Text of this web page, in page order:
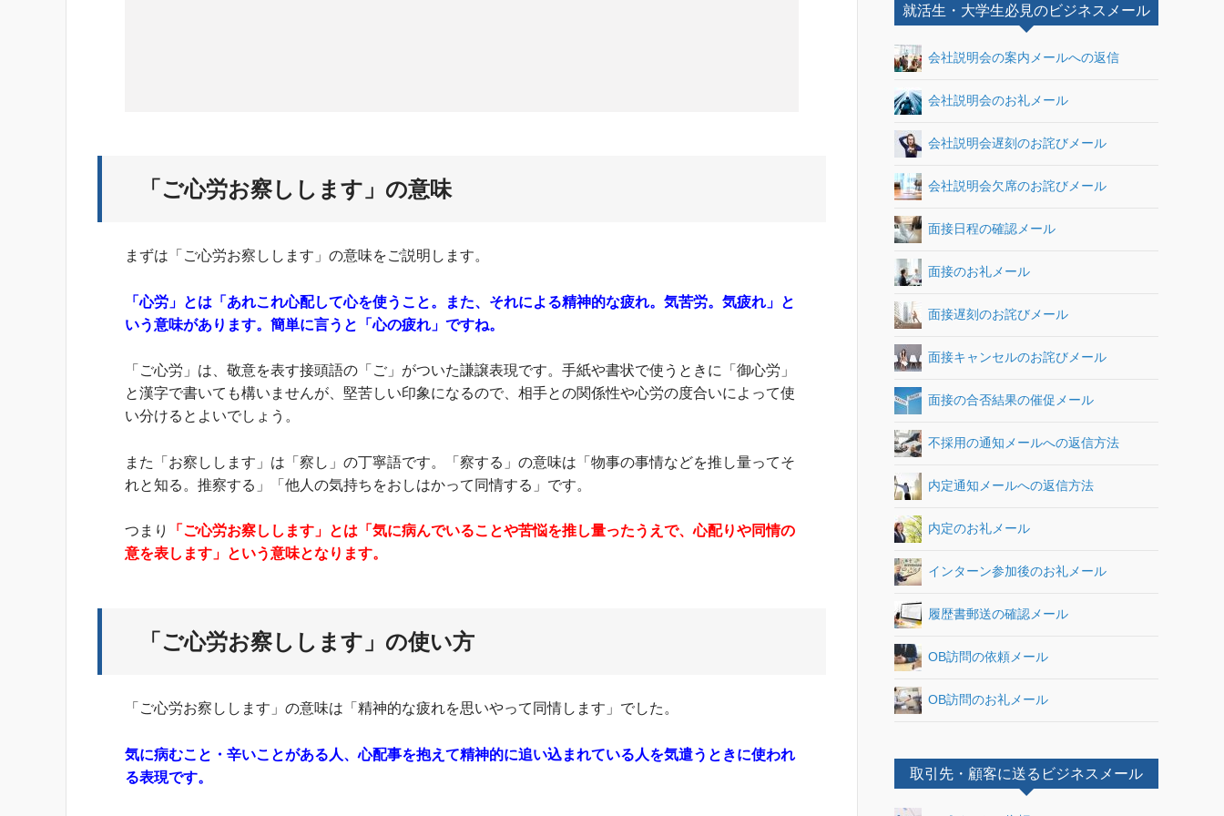
「ご心労お察しします」の意味
まずは「ご心労お察しします」の意味をご説明します。
「心労」とは「あれこれ心配して心を使うこと。また、それによる精神的な疲れ。気苦労。気疲れ」と
いう意味があります。簡単に言うと「心の疲れ」ですね。
「ご心労」は、敬意を表す接頭語の「ご」がついた謙譲表現です。手紙や書状で使うときに「御心労」
と漢字で書いても構いませんが、堅苦しい印象になるので、相手との関係性や心労の度合いによって使
い分けるとよいでしょう。
また「お察しします」は「察し」の丁寧語です。「察する」の意味は「物事の事情などを推し量ってそ
れと知る。推察する」「他人の気持ちをおしはかって同情する」です。
つまり
「ご心労お察しします」とは「気に病んでいることや苦悩を推し量ったうえで、心配りや同情の
意を表します」という意味となります。
「ご心労お察しします」の使い方
「ご心労お察しします」の意味は「精神的な疲れを思いやって同情します」でした。
気に病むこと・辛いことがある人、心配事を抱えて精神的に追い込まれている人を気遣うときに使われ
る表現です。
就活生・大学生必見のビジネスメール
会社説明会の案内メールへの返信
会社説明会のお礼メール
会社説明会遅刻のお詫びメール
会社説明会欠席のお詫びメール
面接日程の確認メール
面接のお礼メール
面接遅刻のお詫びメール
面接キャンセルのお詫びメール
面接の合否結果の催促メール
不採用の通知メールへの返信方法
内定通知メールへの返信方法
内定のお礼メール
インターン参加後のお礼メール
履歴書郵送の確認メール
OB訪問の依頼メール
OB訪問のお礼メール
取引先・顧客に送るビジネスメール